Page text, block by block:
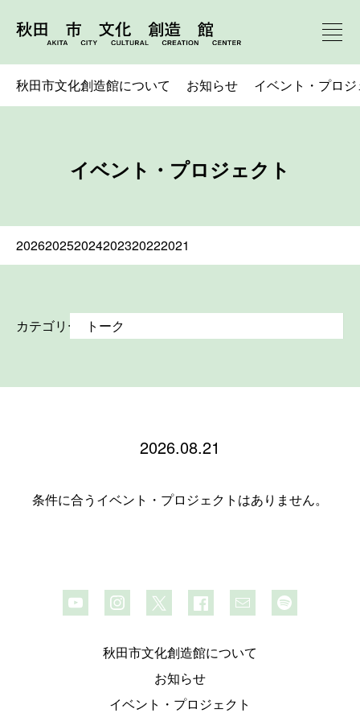
秋田市文化創造館について お知らせ イベント・プロ
イベント・プロジェクト
202620252024202320222021
カテゴリー
2026.08.21
条件に合うイベント・プロジェクトはありません。
秋田市文化創造館について
お知らせ
イベント・プロジェクト